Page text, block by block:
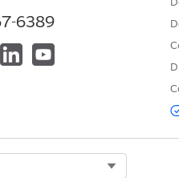
Avant de créer des
Dans le lanceur
Cliquez surNouveau.
Saisissez un nom
Dans Payeur,
6389